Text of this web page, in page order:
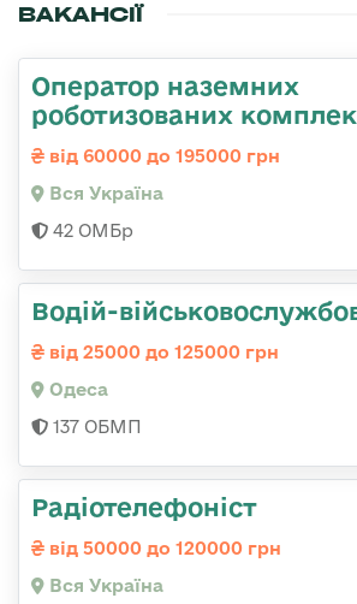
ВАКАНСІЇ
Оператор наземних
роботизованих
від 60000 до 195000 грн
Вся Україна
42 ОМБр
Водій-
від 25000 до 125000 грн
Одеса
137 ОБМП
Радіотелефоніст
від 50000 до 120000 грн
Вся Україна